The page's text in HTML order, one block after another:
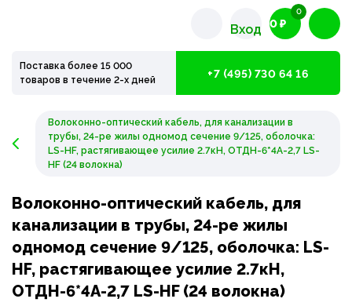
Вход 0 ₽
0
Поставка более 15 000
товаров в течение 2-х дней
+7 (495) 730 64 16
Волоконно-оптический кабель, для канализации в
трубы, 24-ре жилы одномод сечение 9/125, оболочка:
LS-HF, растягивающее усилие 2.7кН, ОТДН-6*4А-2,7 LS-
HF (24 волокна)
Волоконно-оптический кабель, для
канализации в трубы, 24-ре жилы
одномод сечение 9/125, оболочка: LS-
HF, растягивающее усилие 2.7кН,
ОТДН-6*4А-2,7 LS-HF (24 волокна)